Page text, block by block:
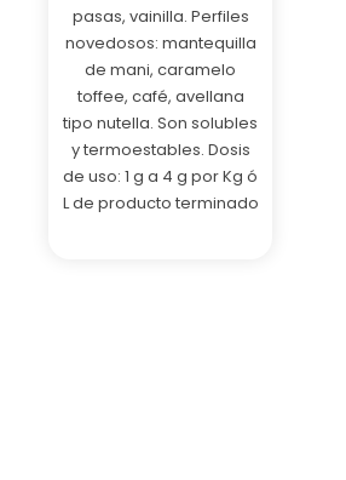
pasas, vainilla. Perfiles
novedosos: mantequilla
de mani, caramelo
toffee, café, avellana
tipo nutella. Son solubles
y termoestables. Dosis
de uso: 1 g a 4 g por Kg ó
L de producto terminado